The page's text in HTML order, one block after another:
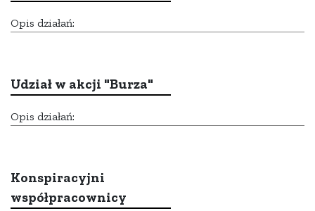
Opis działań:
Udział w akcji "Burza"
Opis działań:
Konspiracyjni
współpracownicy